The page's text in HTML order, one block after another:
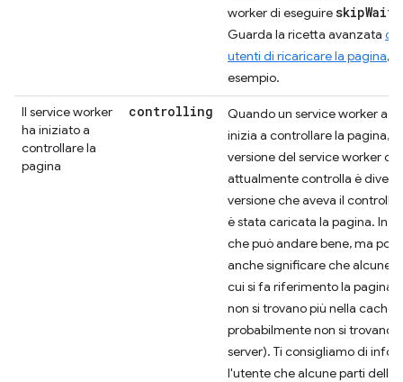
worker di eseguire
Guarda la ricetta avanzata
utenti di ricaricare la pagina,
esempio.
Il service worker
ha iniziato a
controllare la
pagina
controlling
Quando un service worker
inizia a controllare la pagina,
versione del service worker
attualmente controlla è
versione che aveva il controllo
è stata caricata la pagina. In
che può andare bene, ma
anche significare che alcune
cui si fa riferimento la pagina
non si trovano più nella cache
probabilmente non si trovano
server). Ti consigliamo di
l'utente che alcune parti della